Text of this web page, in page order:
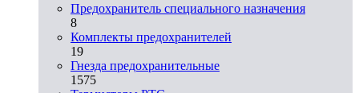
Предохранитель специального назначения
8
Комплекты предохранителей
19
Гнезда предохранительные
1575